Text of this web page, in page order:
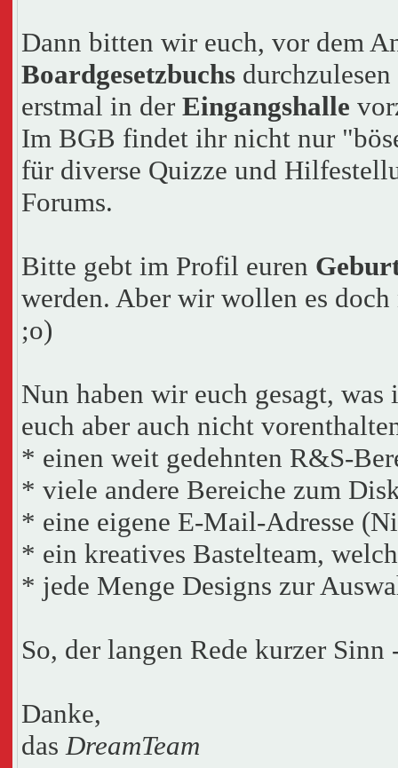
Dann bitten wir euch, vor dem
Boardgesetzbuchs
erstmal in der Eingangshalle
Im BGB findet ihr nicht nur
für diverse Quizze und
Forums.
Bitte gebt im Profil euren
werden. Aber wir wollen es
;o)
Nun haben wir euch gesagt,
euch aber auch nicht
* einen weit gedehnten R&S-
* viele andere Bereiche zum
* eine eigene E-Mail-Adresse
* ein kreatives Bastelteam,
* jede Menge Designs zur
So, der langen Rede kurzer
Danke,
dasDreamTeam